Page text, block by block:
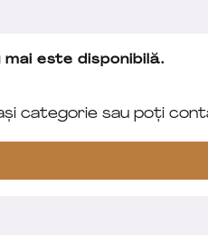
este disponibilă.
categorie sau poți